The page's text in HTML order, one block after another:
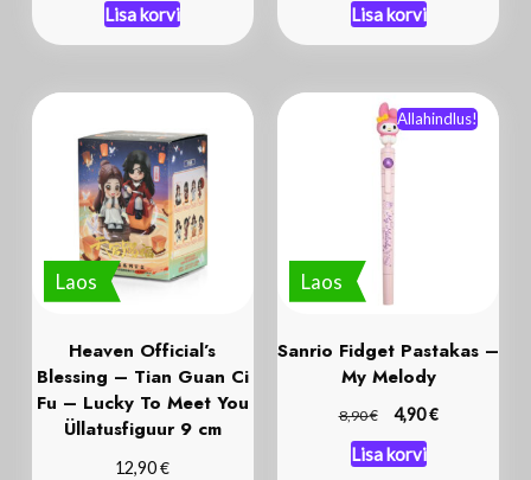
Lisa korvi Lisa korvi
Laos
Heaven Official’s
Blessing – Tian Guan Ci
Fu – Lucky To Meet You
Üllatusfiguur 9 cm
12,90€
Laos
Allahindlus!
Sanrio Fidget Pastakas –
My Melody
8,90€ 4,90€
Lisa korvi